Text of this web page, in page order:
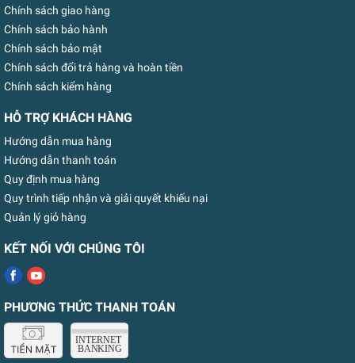
Chính sách giao hàng
Chính sách bảo hành
Chính sách bảo mật
Chính sách đổi trả hàng và hoàn tiền
Chính sách kiểm hàng
HỖ TRỢ KHÁCH HÀNG
Hướng dẫn mua hàng
Hướng dẫn thanh toán
Quy định mua hàng
Quy trình tiếp nhận và giải quyết khiếu nại
Quản lý giỏ hàng
KẾT NỐI VỚI CHÚNG TÔI
PHƯƠNG THỨC THANH TOÁN